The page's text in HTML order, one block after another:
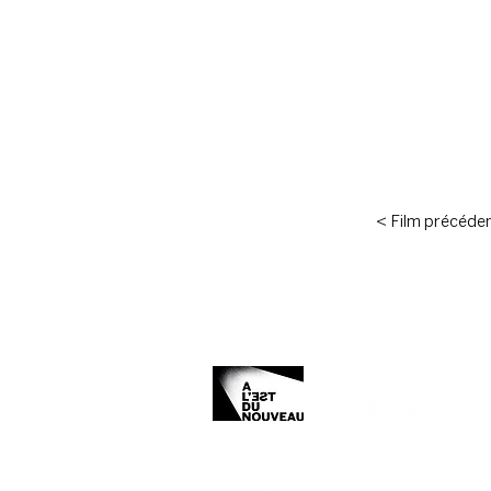
< Film